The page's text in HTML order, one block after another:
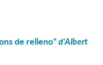
de relleno" d'Albert